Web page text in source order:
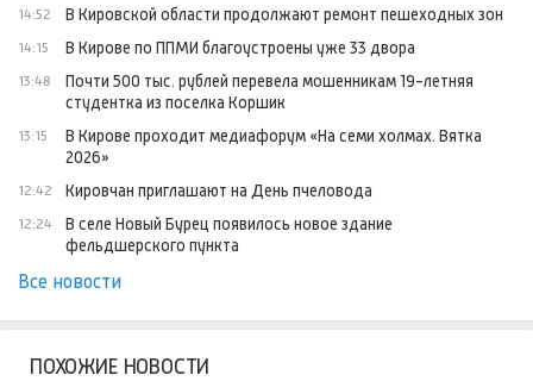
14:52 В Кировской области продолжают ремонт пешеходных зон
14:15 В Кирове по ППМИ благоустроены уже 33 двора
13:48
Почти 500 тыс. рублей перевела мошенникам 19-летняя
студентка из поселка Коршик
13:15
В Кирове проходит медиафорум «На семи холмах. Вятка
2026»
12:42 Кировчан приглашают на День пчеловода
12:24
В селе Новый Бурец появилось новое здание
фельдшерского пункта
Все новости
ПОХОЖИЕ НОВОСТИ